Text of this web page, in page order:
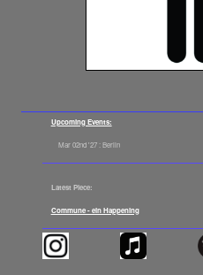
Upcoming Events:
Mar 02nd '27 : Berlin
Latest Piece:
Commune - ein Happening